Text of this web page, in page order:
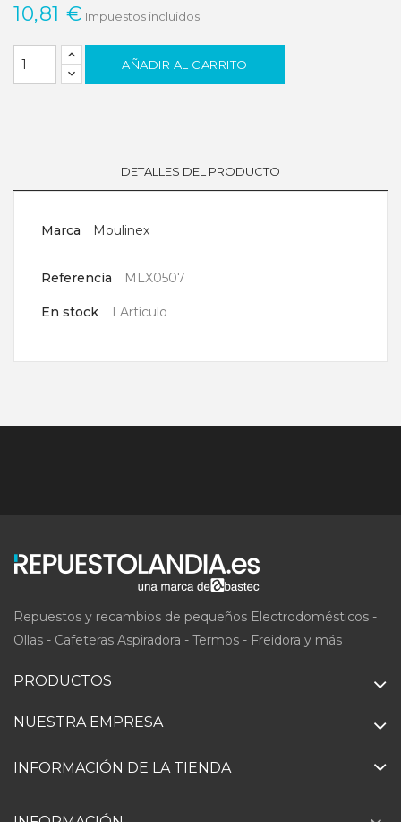
10,81 € Impuestos incluidos
AÑADIR AL CARRITO
DETALLES DEL PRODUCTO
Marca Moulinex
Referencia MLX0507
En stock 1 Artículo
Repuestos y recambios de pequeños Electrodomésticos -
Ollas - Cafeteras Aspiradora - Termos - Freidora y más
PRODUCTOS
NUESTRA EMPRESA
INFORMACIÓN DE LA TIENDA